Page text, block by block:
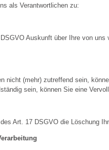
als Verantwortlichen zu:
Auskunft über Ihre von uns
nicht (mehr) zutreffend sein,
sein, können Sie eine
Art. 17 DSGVO die Löschung